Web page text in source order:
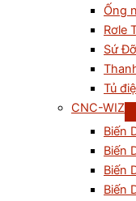
Ống
Rơle
Sứ
Tủ
CNC-WIZ
Biến
Biến
Biến
Biến